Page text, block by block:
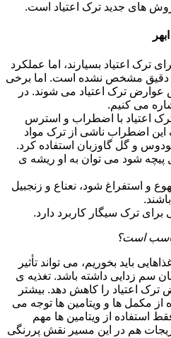
های جدید ترک اعتیاد است.
ترک اعتیاد بسیارند، اما عملکرد
دقیق مشخص نشده است. اما برخی
عوارض ترک اعتیاد می شوند. در
می کنیم.
اعتیاد با اضطراب و استرس
اضطراب ناشی از ترک مواد
و گل گاوزبان استفاده کرد.
پیچه شود می توان به او ریشه ی
و استفراغ شود، نعناع و زنجبیل
ترک سیگار کاربرد دارد.
است؟
باید بخوریم، می تواند تأثیر
سم زدایی داشته باشد. تغذیه ی
اعتیاد را کاهش دهد. بیشتر
از مکمل ها و ویتامین ها توجه می
استفاده از ویتامین ها مهم
هم در این مسیر نقش پررنگی